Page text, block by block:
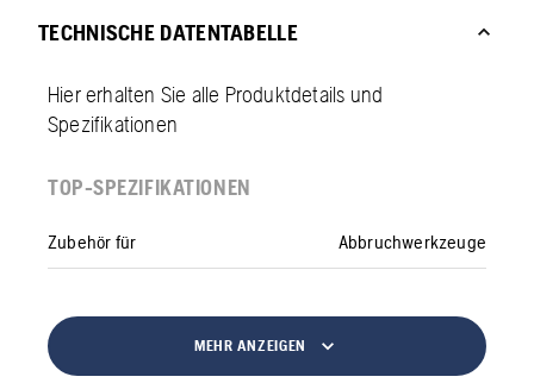
TECHNISCHE DATENTABELLE
Hier erhalten Sie alle Produktdetails und
Spezifikationen
TOP-SPEZIFIKATIONEN
Zubehör für Abbruchwerkzeuge
MEHR ANZEIGEN